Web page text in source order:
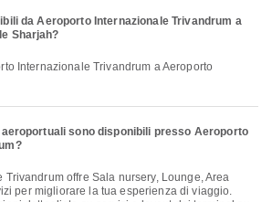
da Aeroporto Internazionale Trivandrum a
Sharjah?
sono disponibili presso Aeroporto
per migliorare la tua esperienza di viaggio.